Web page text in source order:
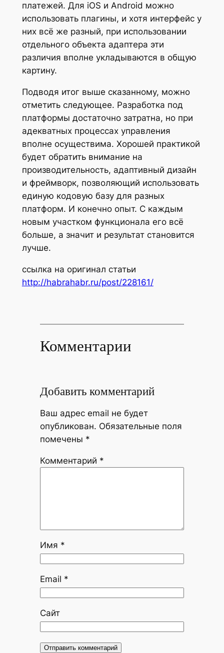
платежей. Для iOS и Android можно
использовать плагины, и хотя интерфейс у
них всё же разный, при использовании
отдельного объекта адаптера эти
различия вполне укладываются в общую
картину.
Подводя итог выше сказанному, можно
отметить следующее. Разработка под
платформы достаточно затратна, но при
адекватных процессах управления
вполне осуществима. Хорошей практикой
будет обратить внимание на
производительность, адаптивный дизайн
и фреймворк, позволяющий использовать
единую кодовую базу для разных
платформ. И конечно опыт. С каждым
новым участком функционала его всё
больше, а значит и результат становится
лучше.
ссылка на оригинал статьи
http://habrahabr.ru/post/228161/
Комментарии
Добавить комментарий
Ваш адрес email не будет
опубликован. Обязательные поля
помечены *
Комментарий *
Имя *
Email *
Сайт